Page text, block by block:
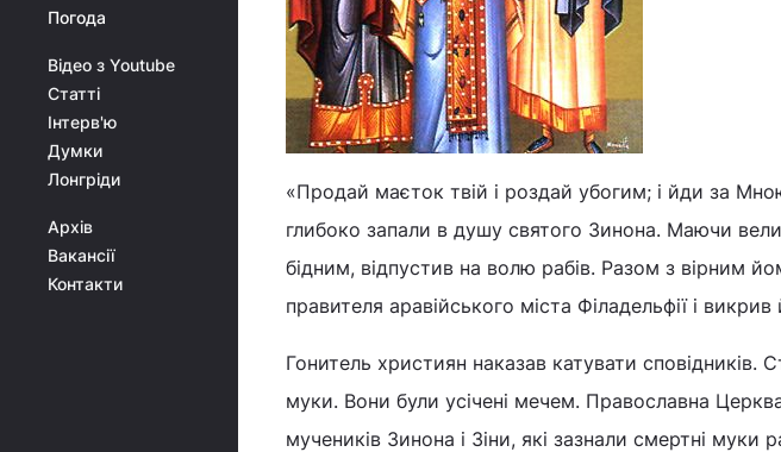
Погода
Відео з Youtube
Статті
Інтерв'ю
Думки
Лонгріди
Архів
Вакансії
Контакти
«Продай маєток твій і роздай убогим; і йди за
глибоко запали в душу святого Зинона. Маючи
бідним, відпустив на волю рабів. Разом з вірним
правителя аравійського міста Філадельфії і
Гонитель християн наказав катувати сповідників.
муки. Вони були усічені мечем. Православна
мучеників Зинона і Зіни, які зазнали смертні муки